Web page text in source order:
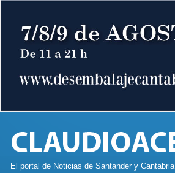
El portal de Noticias de Santander y Cantabria